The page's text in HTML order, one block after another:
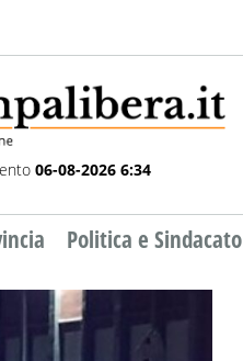
06-08-2026 6:34
Politica e Sindacato